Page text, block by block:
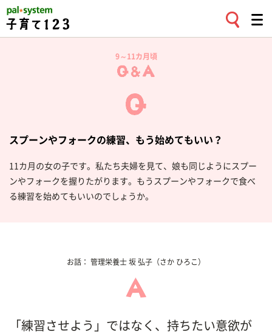
9～11カ月頃
スプーンやフォークの練習、もう始めてもいい？
11カ月の女の子です。私たち夫婦を見て、娘も同じようにスプー
ンやフォークを握りたがります。もうスプーンやフォークで食べ
る練習を始めてもいいのでしょうか。
お話： 管理栄養士 坂 弘子 （さか ひろこ）
「練習させよう」ではなく、持ちたい意欲が